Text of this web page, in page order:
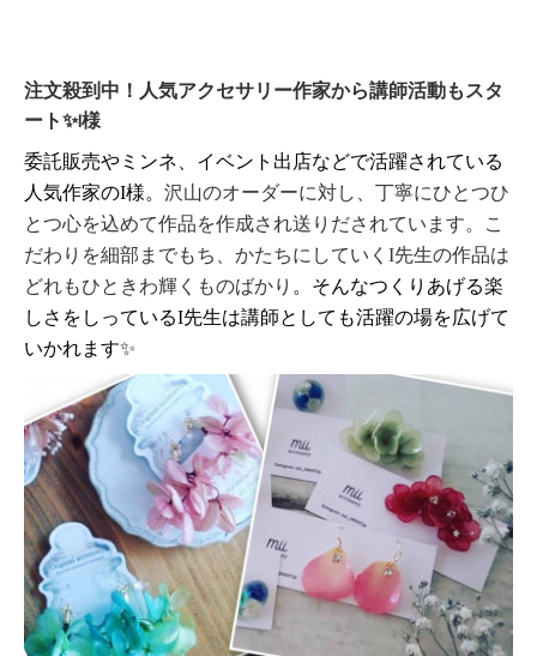
注文殺到中！人気アクセサリー作家から講師活動もスタ
ート✨I様
委託販売やミンネ、イベント出店などで活躍されている
人気作家のI様。 沢山のオーダーに対し、丁寧にひとつひ
とつ心を込めて作品を作成され送りだされています。こ
だわりを細部までもち、かたちにしていくI先生の作品は
どれもひときわ輝くものばかり 。そんなつくりあげる楽
しさをしっているI先生は講師としても活躍の場を広げて
いかれます✨